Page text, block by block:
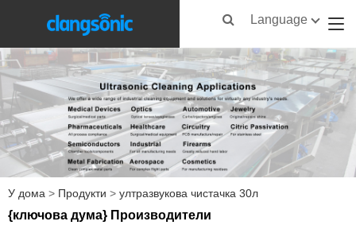
Language
У дома > Продукти > ултразвукова чистачка 30л
{ключова дума} Производители